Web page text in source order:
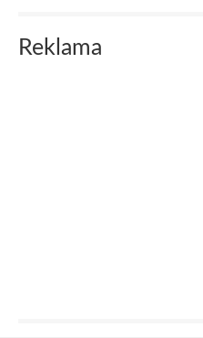
Reklama